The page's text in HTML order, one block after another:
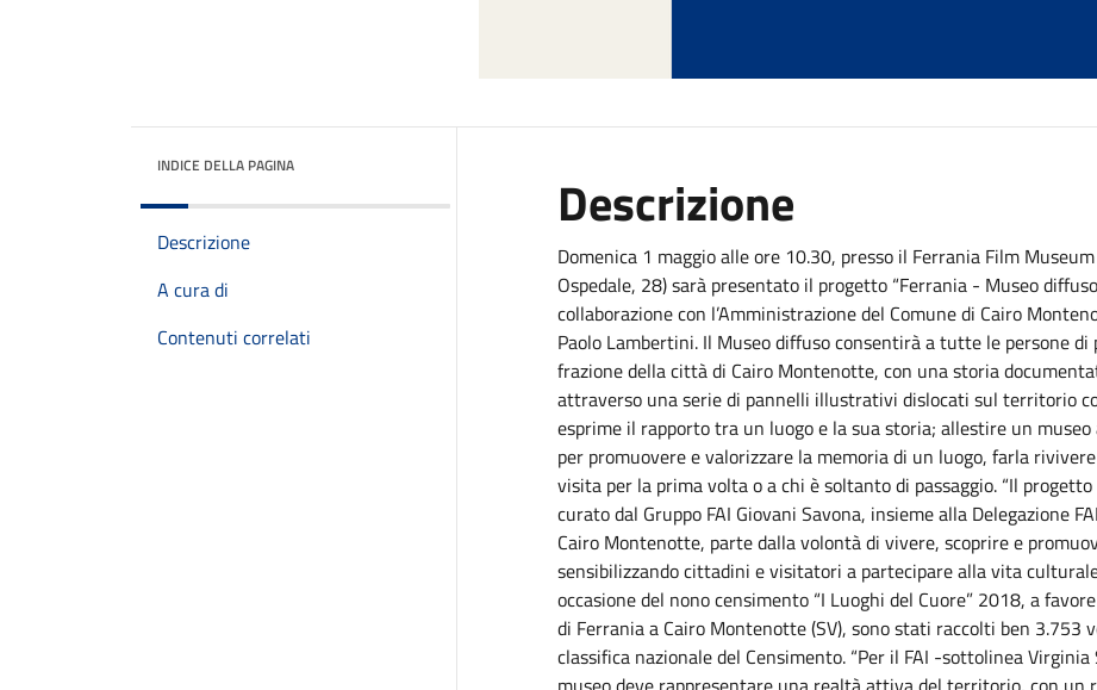
INDICE DELLA PAGINA
Descrizione
A cura di
Contenuti correlati
Descrizione
Domenica 1 maggio alle ore 10.30, presso il Ferrania Film
Ospedale, 28) sarà presentato il progetto “Ferrania - Museo
collaborazione con l’Amministrazione del Comune di Cairo
Paolo Lambertini. Il Museo diffuso consentirà a tutte le persone di
frazione della città di Cairo Montenotte, con una storia
attraverso una serie di pannelli illustrativi dislocati sul territorio
esprime il rapporto tra un luogo e la sua storia; allestire un
per promuovere e valorizzare la memoria di un luogo, farla
visita per la prima volta o a chi è soltanto di passaggio. “Il
curato dal Gruppo FAI Giovani Savona, insieme alla Delegazione
Cairo Montenotte, parte dalla volontà di vivere, scoprire e
sensibilizzando cittadini e visitatori a partecipare alla vita
occasione del nono censimento “I Luoghi del Cuore” 2018, a
di Ferrania a Cairo Montenotte (SV), sono stati raccolti ben 3.753
classifica nazionale del Censimento. “Per il FAI -sottolinea